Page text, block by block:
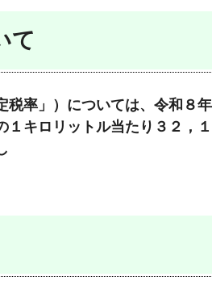
て
率」）については、令和８
１キロリットル当たり３２，